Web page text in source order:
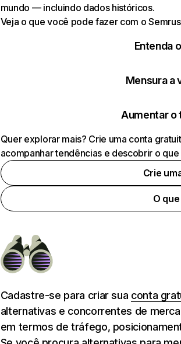
mundo — incluindo dados históricos.
Veja o que você pode fazer com o
Entenda
Mensura a
Aumentar o
Quer explorar mais? Crie uma conta
acompanhar tendências e descobrir o
Crie
O
Cadastre-se para criar sua conta
alternativas e concorrentes de
em termos de tráfego,